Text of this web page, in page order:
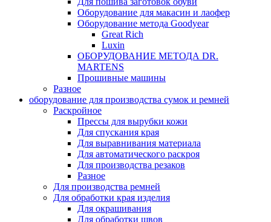
Оборудование для макасин и лаофер
Оборудование метода Goodyear
Great Rich
Luxin
ОБОРУДОВАНИЕ МЕТОДА DR.
MARTENS
Прошивные машины
Разное
оборудование для производства сумок и ремней
Раскройное
Прессы для вырубки кожи
Для спускания края
Для выравнивания материала
Для автоматического раскроя
Для производства резаков
Разное
Для производства ремней
Для обработки края изделия
Для окрашивания
Для обработки швов